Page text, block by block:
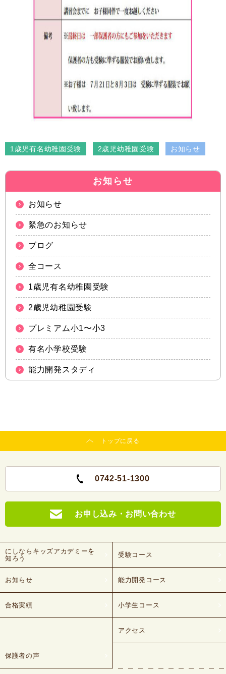
1歳児有名幼稚園受験 2歳児幼稚園受験 お知らせ
お知らせ
お知らせ
緊急のお知らせ
ブログ
全コース
1歳児有名幼稚園受験
2歳児幼稚園受験
プレミアム小1〜小3
有名小学校受験
能力開発スタディ
トップに戻る
0742-51-1300
お申し込み・お問い合わせ
にしならキッズアカデミーを
知ろう
お知らせ
合格実績
受験コース
能力開発コース
小学生コース
アクセス
保護者の声